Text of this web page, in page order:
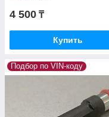
4 500 ₸
Купить
Подбор по VIN-коду